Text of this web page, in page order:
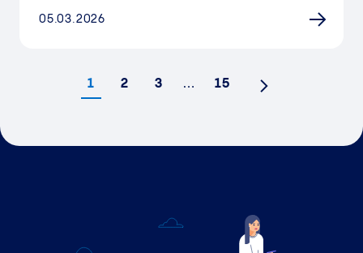
05.03.2026
1 2 3 … 15 Nächste